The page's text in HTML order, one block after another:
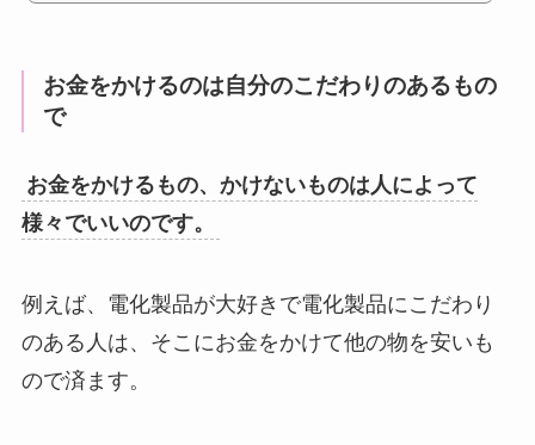
ストの洋服公開ミニマリストの...
お金をかけるのは自分のこだわりのあるもの
で
お金をかけるもの、かけないものは人によって
様々でいいのです。
例えば、電化製品が大好きで電化製品にこだわり
のある人は、そこにお金をかけて他の物を安いも
ので済ます。